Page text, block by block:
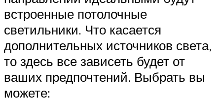
встроенные потолочные
светильники. Что касается
дополнительных источников света,
то здесь все зависеть будет от
ваших предпочтений. Выбрать вы
можете: